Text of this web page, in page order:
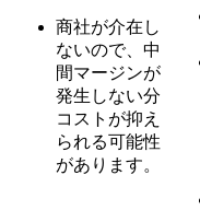
商社が介在し
ないので、中
間マージンが
発生しない分
コストが抑え
られる可能性
があります。